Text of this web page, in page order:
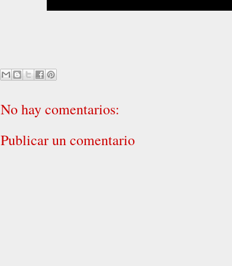
No hay comentarios:
Publicar un comentario